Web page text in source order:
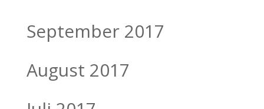
September 2017
August 2017